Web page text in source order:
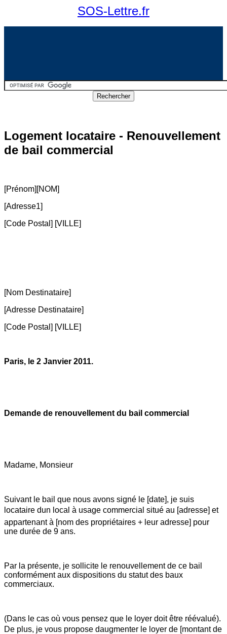
SOS-Lettre.fr
Logement locataire - Renouvellement
de bail commercial
[Prénom][NOM]
[Adresse1]
[Code Postal] [VILLE]
[Nom Destinataire]
[Adresse Destinataire]
[Code Postal] [VILLE]
Paris, le 2 Janvier 2011.
Demande de renouvellement du bail commercial
Madame, Monsieur
Suivant le bail que nous avons signé le [date], je suis
locataire dun local à usage commercial situé au [adresse] et
appartenant à [nom des propriétaires + leur adresse] pour
une durée de 9 ans.
Par la présente, je sollicite le renouvellement de ce bail
conformément aux dispositions du statut des baux
commerciaux.
(Dans le cas où vous pensez que le loyer doit être réévalué).
De plus, je vous propose daugmenter le loyer de [montant de